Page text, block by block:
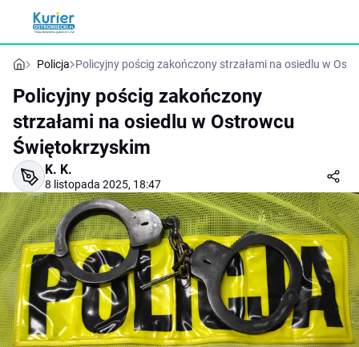
Policja Policyjny pościg zakończony strzałami na osiedlu w
Policyjny pościg zakończony
strzałami na osiedlu w Ostrowcu
Świętokrzyskim
K. K.
8 listopada 2025, 18:47